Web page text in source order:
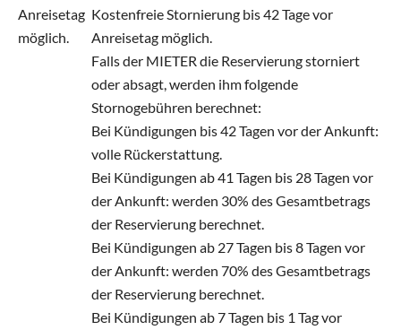
Anreisetag
möglich.
Kostenfreie Stornierung bis 42 Tage vor
Anreisetag möglich.
Falls der MIETER die Reservierung storniert
oder absagt, werden ihm folgende
Stornogebühren berechnet:
Bei Kündigungen bis 42 Tagen vor der Ankunft:
volle Rückerstattung.
Bei Kündigungen ab 41 Tagen bis 28 Tagen vor
der Ankunft: werden 30% des Gesamtbetrags
der Reservierung berechnet.
Bei Kündigungen ab 27 Tagen bis 8 Tagen vor
der Ankunft: werden 70% des Gesamtbetrags
der Reservierung berechnet.
Bei Kündigungen ab 7 Tagen bis 1 Tag vor